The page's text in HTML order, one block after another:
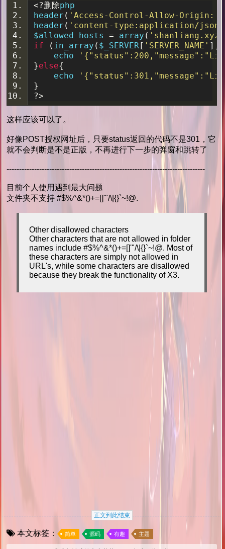
<?删除php
header ( 'Access-Control-Allow-Origin:
header ( 'content-type:application/json'
$allowed_hosts = array ( 'shanliang.xyz'
if
( in_array ( $_SERVER[ 'SERVER_NAME' ],
echo
}else{
echo
}
?>
这样应该可以了。
好像POST授权网址后，只要status返回的代码不是301，它
就不会判断是不是正版，不再进行下一步的弹窗和跳转了
-------------------------------------------------------------------------------
目前个人使用遇到最大问题
文件夹不支持 #$%^&*()+=[]'"/\|{}`~!@.
Other disallowed characters
Other characters that are not allowed in folder
names include #$%^&*()+=[]'"/\|{}`~!@. Most of
these characters are simply not allowed in
URL's, while some characters are disallowed
because they break the functionality of X3.
正文到此结束
本文标签： 简单 源码 有趣 主题